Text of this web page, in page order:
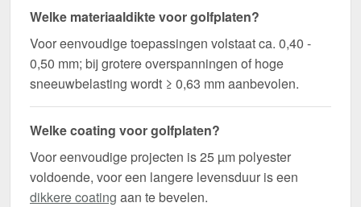
Welke materiaaldikte voor golfplaten?
Voor eenvoudige toepassingen volstaat ca. 0,40 -
0,50 mm; bij grotere overspanningen of hoge
sneeuwbelasting wordt ≥ 0,63 mm aanbevolen.
Welke coating voor golfplaten?
Voor eenvoudige projecten is 25 µm polyester
voldoende, voor een langere levensduur is een
dikkere coating aan te bevelen.